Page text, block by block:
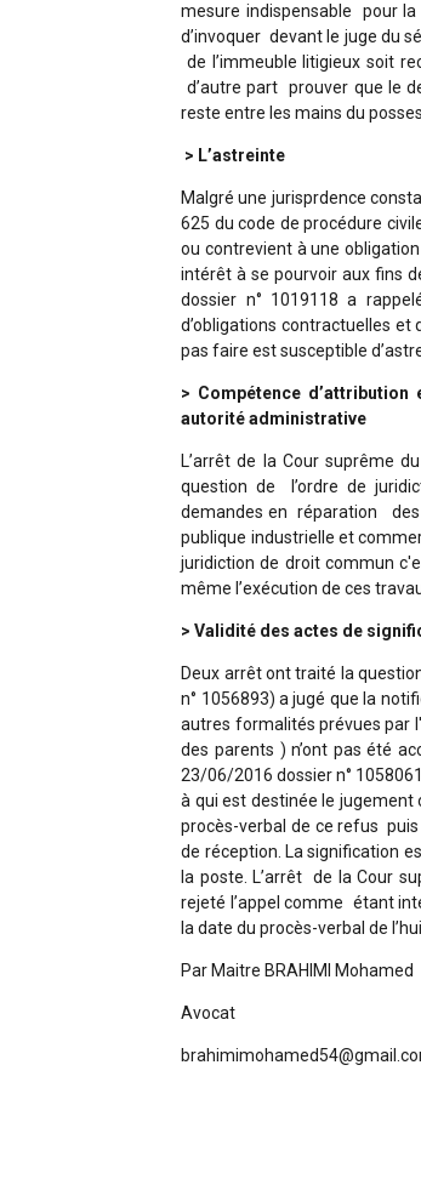
mesure indispensable pour
d’invoquer devant le juge du
de l’immeuble litigieux soit
d’autre part prouver que le
reste entre les mains du
> L’astreinte
Malgré une jurisprdence
625 du code de procédure
ou contrevient à une
intérêt à se pourvoir aux fins
dossier n° 1019118 a
d’obligations contractuelles
pas faire est susceptible
> Compétence
autorité administrative
L’arrêt de la Cour suprême
question de l’ordre de
demandes en réparation des
publique industrielle et
juridiction de droit commun
même l’exécution de ces
> Validité des actes de
Deux arrêt ont traité la
n° 1056893) a jugé que la
autres formalités prévues par
des parents ) n’ont pas été
23/06/2016 dossier n°
à qui est destinée le jugement
procès-verbal de ce refus
de réception. La signification
la poste. L’arrêt de la Cour
rejeté l’appel comme étant
la date du procès-verbal de
Par Maitre BRAHIMI Mohamed
Avocat